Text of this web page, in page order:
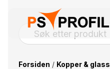
Forsiden / Kopper & glass